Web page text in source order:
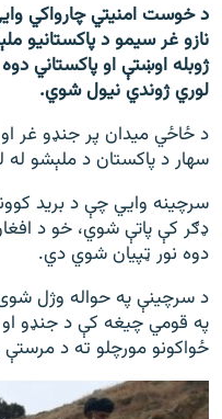
د خوست امنیتي چارواکي
نازو غر سیمو د پاکستانیو
ژوبله اوښتې او پاکستاني
لوري ژوندي نیول شوي.
د ځاځي میدان پر جنډو غر
سهار د پاکستان د ملېشو
سرچینه وايي چې د برید
ډګر کې پاتې شوي، خو د
دوه نور ټپیان شوي دي.
د سرچینې په حواله وژل
په قومي چیغه کې د جنډو
ځواکونو مورچلو ته د